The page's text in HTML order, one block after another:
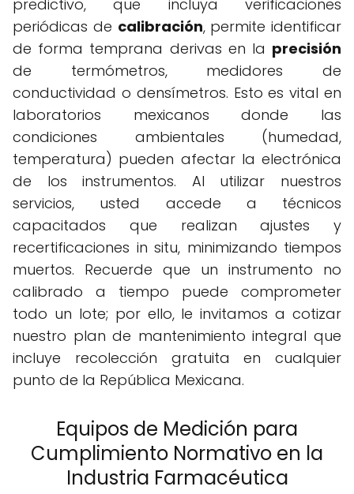
predictivo, que incluya verificaciones
periódicas de calibración, permite identificar
de forma temprana derivas en la precisión
de termómetros, medidores de
conductividad o densímetros. Esto es vital en
laboratorios mexicanos donde las
condiciones ambientales (humedad,
temperatura) pueden afectar la electrónica
de los instrumentos. Al utilizar nuestros
servicios, usted accede a técnicos
capacitados que realizan ajustes y
recertificaciones in situ, minimizando tiempos
muertos. Recuerde que un instrumento no
calibrado a tiempo puede comprometer
todo un lote; por ello, le invitamos a cotizar
nuestro plan de mantenimiento integral que
incluye recolección gratuita en cualquier
punto de la República Mexicana.
Equipos de Medición para
Cumplimiento Normativo en la
Industria Farmacéutica